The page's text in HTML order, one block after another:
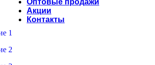
Оптовые продажи
Акции
Контакты